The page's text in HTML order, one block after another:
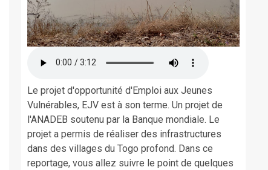
Le projet d'opportunité d'Emploi aux Jeunes
Vulnérables, EJV est à son terme. Un projet de
l'ANADEB soutenu par la Banque mondiale. Le
projet a permis de réaliser des infrastructures
dans des villages du Togo profond. Dans ce
reportage, vous allez suivre le point de quelques